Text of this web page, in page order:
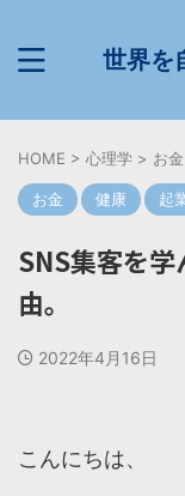
世界を
HOME > 心理学 > お金
お金 健康 起
SNS集客を
由。
2022年4月16日
こんにちは、